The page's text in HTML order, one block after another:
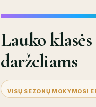
Lauko
darželiams
VISŲ SEZONŲ MOKYMOSI